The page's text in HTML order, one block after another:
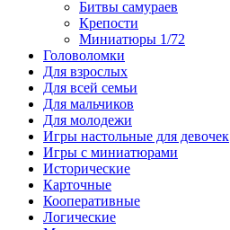
Битвы самураев
Крепости
Миниатюры 1/72
Головоломки
Для взрослых
Для всей семьи
Для мальчиков
Для молодежи
Игры настольные для девочек
Игры с миниатюрами
Исторические
Карточные
Кооперативные
Логические